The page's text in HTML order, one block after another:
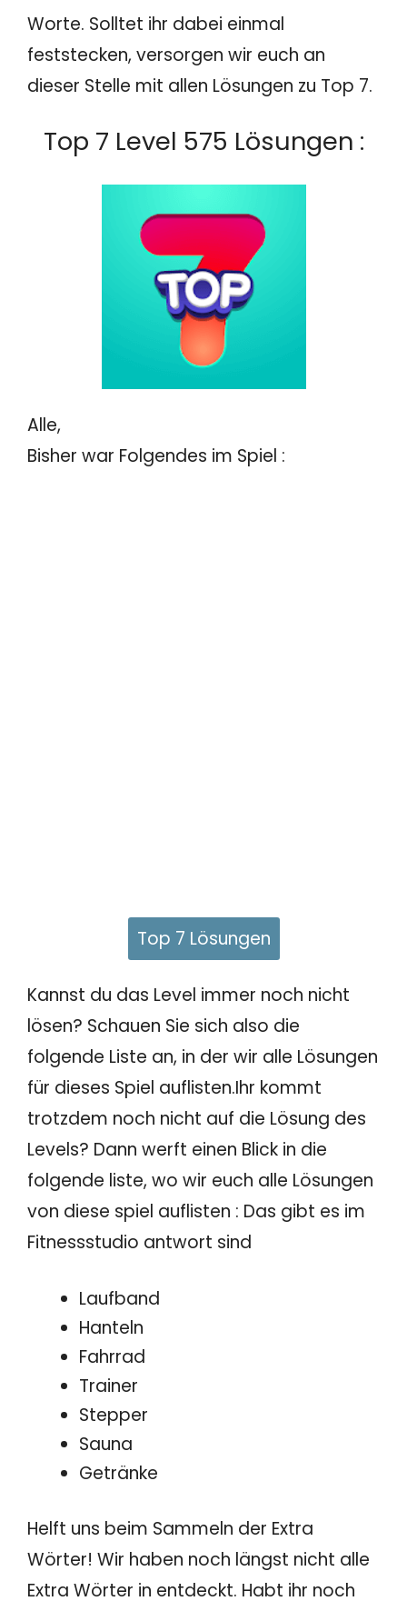
Worte. Solltet ihr dabei einmal
feststecken, versorgen wir euch an
dieser Stelle mit allen Lösungen zu Top 7.
Top 7 Level 575 Lösungen :
Alle,
Bisher war Folgendes im Spiel :
Top 7 Lösungen
Kannst du das Level immer noch nicht
lösen? Schauen Sie sich also die
folgende Liste an, in der wir alle Lösungen
für dieses Spiel auflisten.Ihr kommt
trotzdem noch nicht auf die Lösung des
Levels? Dann werft einen Blick in die
folgende liste, wo wir euch alle Lösungen
von diese spiel auflisten : Das gibt es im
Fitnessstudio antwort sind
Laufband
Hanteln
Fahrrad
Trainer
Stepper
Sauna
Getränke
Helft uns beim Sammeln der Extra
Wörter! Wir haben noch längst nicht alle
Extra Wörter in entdeckt. Habt ihr noch